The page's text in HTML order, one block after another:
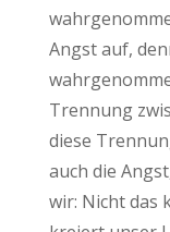
Angst auf,
Trennung
diese
auch die
wir: Nicht das